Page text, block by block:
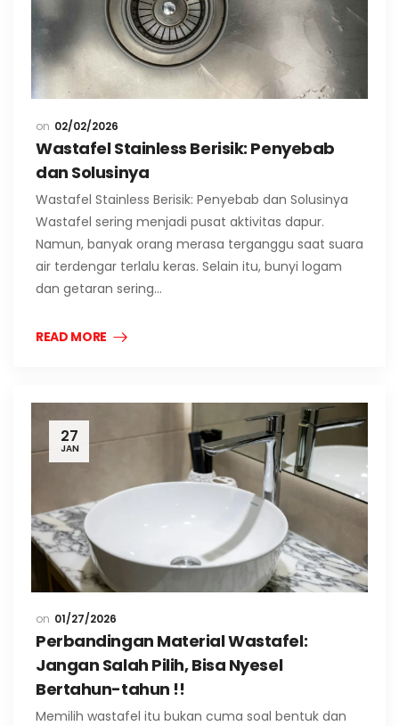
02/02/2026
Wastafel Stainless Berisik: Penyebab
dan Solusinya
Wastafel Stainless Berisik: Penyebab dan Solusinya
Wastafel sering menjadi pusat aktivitas dapur.
Namun, banyak orang merasa terganggu saat suara
air terdengar terlalu keras. Selain itu, bunyi logam
dan getaran sering…
READ MORE
27
JAN
01/27/2026
Perbandingan Material Wastafel:
Jangan Salah Pilih, Bisa Nyesel
Bertahun-tahun !!
Memilih wastafel itu bukan cuma soal bentuk dan